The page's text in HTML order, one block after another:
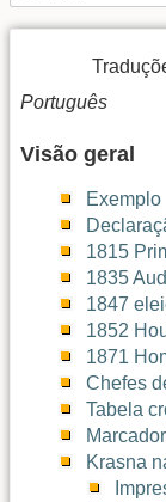
Português
Visão geral
Exemplo
1815
1835
1847
1852
1871
Chefes
Tabela
Krasna